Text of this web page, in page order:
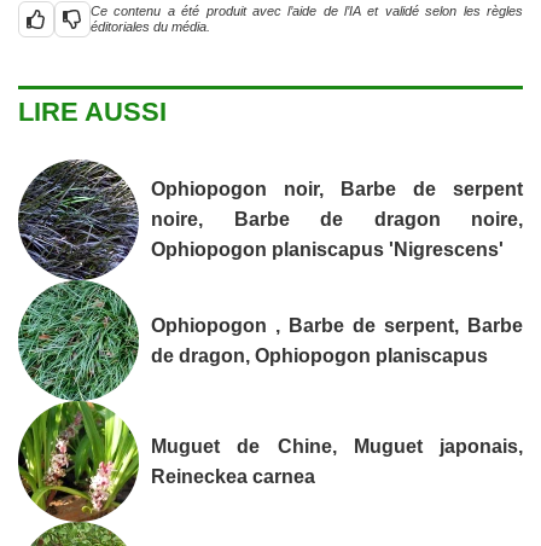
Ce contenu a été produit avec l’aide de l’IA et validé selon les règles
éditoriales du média.
LIRE AUSSI
Ophiopogon noir, Barbe de serpent
noire, Barbe de dragon noire,
Ophiopogon planiscapus 'Nigrescens'
Ophiopogon , Barbe de serpent, Barbe
de dragon, Ophiopogon planiscapus
Muguet de Chine, Muguet japonais,
Reineckea carnea